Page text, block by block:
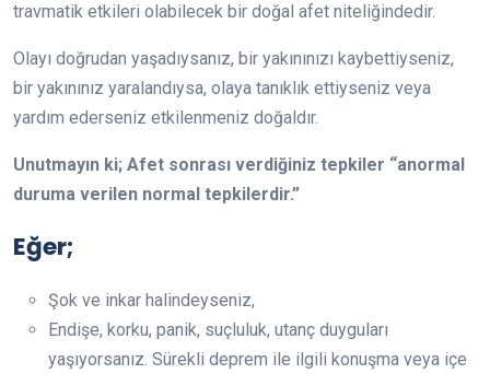
travmatik etkileri olabilecek bir doğal afet niteliğindedir.
Olayı doğrudan yaşadıysanız, bir yakınınızı kaybettiyseniz,
bir yakınınız yaralandıysa, olaya tanıklık ettiyseniz veya
yardım ederseniz etkilenmeniz doğaldır.
Unutmayın ki; Afet sonrası verdiğiniz tepkiler “anormal
duruma verilen normal tepkilerdir.”
Eğer;
Şok ve inkar halindeyseniz,
Endişe, korku, panik, suçluluk, utanç duyguları
yaşıyorsanız. Sürekli deprem ile ilgili konuşma veya içe